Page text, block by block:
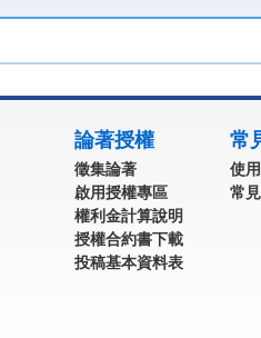
論著授權
徵集論著
啟用授權專區
權利金計算說明
授權合約書下載
投稿基本資料表
常
使
常